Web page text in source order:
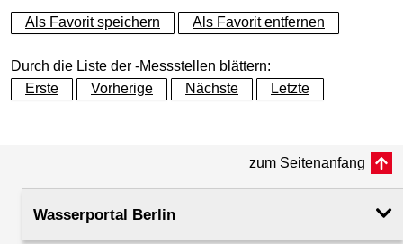
+
−
Als Favorit speichern Als Favorit entfernen
Durch die Liste der -Messstellen blättern:
Erste
Vorherige Nächste Letzte
zum Seitenanfang
Wasserportal Berlin